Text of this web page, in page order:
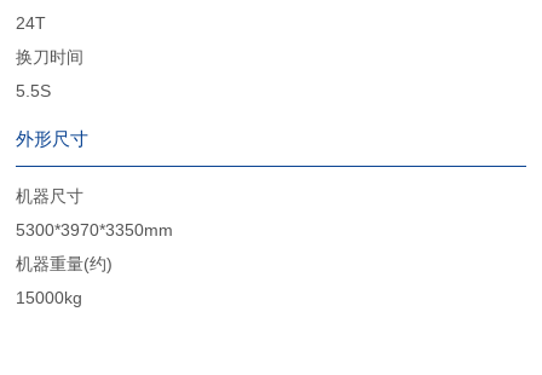
24T
换刀时间
5.5S
外形尺寸
机器尺寸
5300*3970*3350mm
机器重量(约)
15000kg